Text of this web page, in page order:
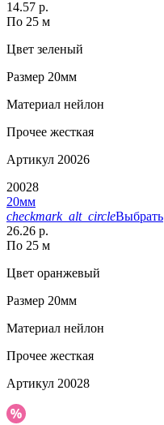
14.57 р.
По 25 м
Цвет зеленый
Размер 20мм
Материал нейлон
Прочее жесткая
Артикул 20026
20028
20мм
checkmark_alt_circleВыбрать
26.26 р.
По 25 м
Цвет оранжевый
Размер 20мм
Материал нейлон
Прочее жесткая
Артикул 20028